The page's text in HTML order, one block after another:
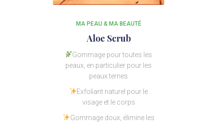
MA PEAU & MA BEAUTÉ
Aloe Scrub
Gommage pour toutes les
peaux, en particulier pour les
peaux ternes
Exfoliant naturel pour le
visage et le corps
Gommage doux, élimine les